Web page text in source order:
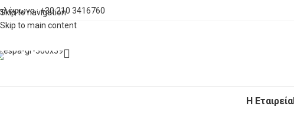
Skip to navigation
Skip to main content
: +30 210 3416760
Η Εταιρεία